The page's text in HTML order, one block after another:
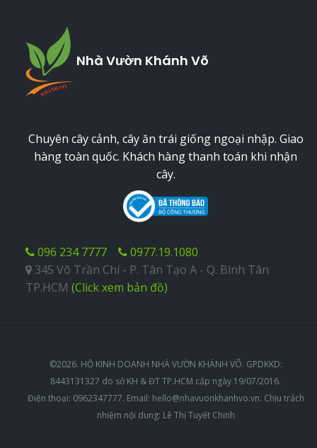
Nhà Vườn Khánh Võ
Chuyên cây cảnh, cây ăn trái giống ngoại nhập. Giao
hàng toàn quốc. Khách hàng thanh toán khi nhận
cây.
096 234 7777
0977.19.1080
345 Võ Trần Chí - P. Tân Tạo A - Q. Bình Tân
TP.HCM (Click xem bản đồ)
©2026. HỘ KINH DOANH NHÀ VƯỜN KHÁNH VÕ. GPDKKD:
8443131327 do sở KH & ĐT TP.HCM cấp ngày 19/07/2016.
Điện thoại: 0962347777. Email: hello@nhavuonkhanhvo.vn. Chịu trách
nhiệm nội dung: Lê Thị Tuyết Chinh